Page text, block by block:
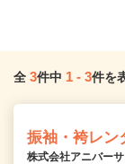
全 3件中 1 - 3件を
振袖・袴レン
株式会社アニバー